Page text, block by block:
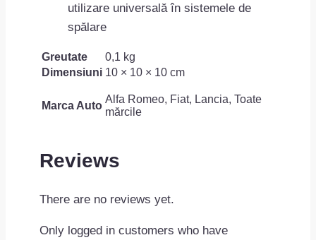
utilizare universală în sistemele de
spălare
Greutate
0,1 kg
Dimensiuni 10 × 10 × 10 cm
Marca Auto
Alfa Romeo, Fiat, Lancia, Toate
mărcile
Reviews
There are no reviews yet.
Only logged in customers who have